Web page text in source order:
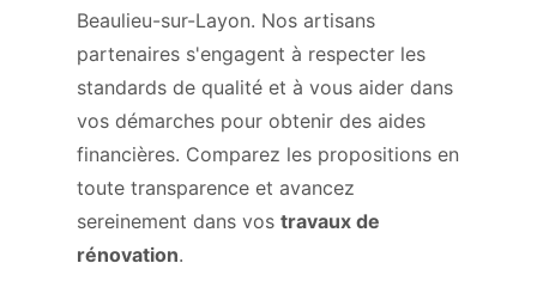
Beaulieu-sur-Layon. Nos artisans
partenaires s'engagent à respecter les
standards de qualité et à vous aider dans
vos démarches pour obtenir des aides
financières. Comparez les propositions en
toute transparence et avancez
sereinement dans vos travaux de
rénovation.